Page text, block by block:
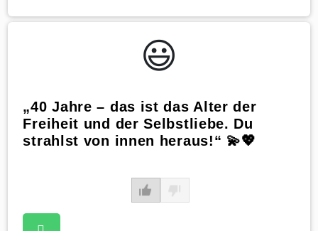
😃️
„40 Jahre – das ist das Alter der
Freiheit und der Selbstliebe. Du
strahlst von innen heraus!“ 💫💖